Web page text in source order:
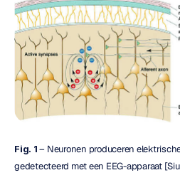
Fig. 1 – Neuronen produceren
gedetecteerd met een EEG-apparaat